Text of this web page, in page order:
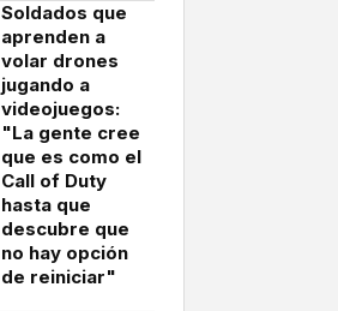
Soldados que
aprenden a
volar drones
jugando a
videojuegos:
"La gente cree
que es como el
Call of Duty
hasta que
descubre que
no hay opción
de reiniciar"